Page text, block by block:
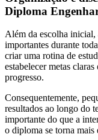
Diploma
Além da escolha inicial,
importantes durante
criar uma rotina de
estabelecer metas
progresso.
Consequentemente,
resultados ao longo do
importante do que a
o diploma se torna mais